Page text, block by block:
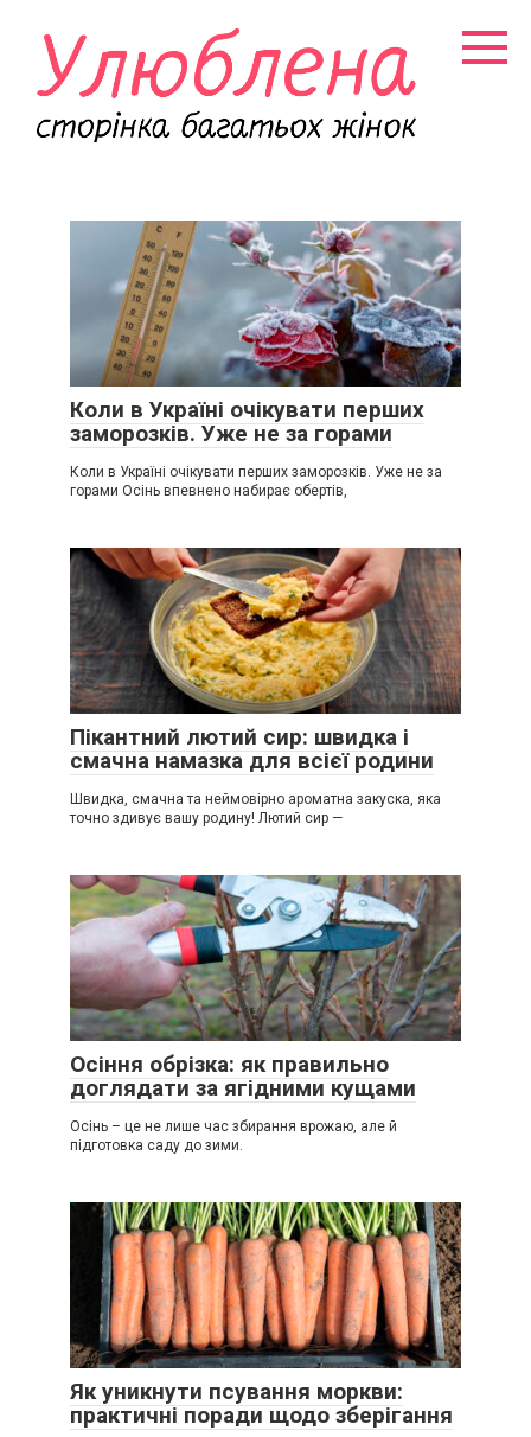
контенту
Коли в Україні очікувати перших
заморозків. Уже не за горами
Коли в Україні очікувати перших заморозків. Уже не за
горами Осінь впевнено набирає обертів,
Пікантний лютий сир: швидка і
смачна намазка для всієї родини
Швидка, смачна та неймовірно ароматна закуска, яка
точно здивує вашу родину! Лютий сир —
Осіння обрізка: як правильно
доглядати за ягідними кущами
Осінь – це не лише час збирання врожаю, але й
підготовка саду до зими.
Як уникнути псування моркви:
практичні поради щодо зберігання